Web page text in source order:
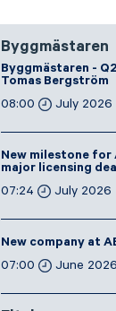
Byggmästaren
Byggmästaren -
Tomas Bergström
08:00
July 2026
New milestone for
major licensing
07:24
July 2026
New company at
07:00
June 2026